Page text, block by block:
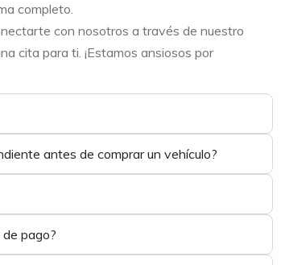
completo.
con nosotros a través de nuestro
cita para ti. ¡Estamos ansiosos por
antes de comprar un vehículo?
pago?